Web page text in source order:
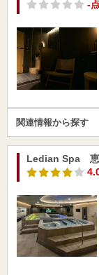
-
関連情報から探す
Ledian Spa 恵